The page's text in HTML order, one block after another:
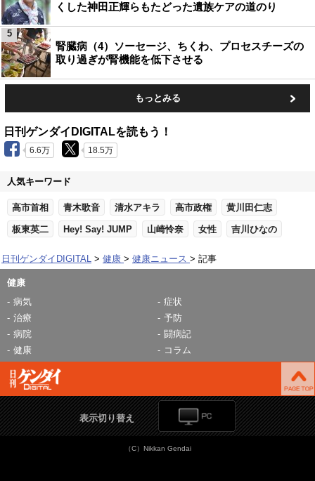
くした神田正輝らもたどった遺族ケアの道のり
腎臓病（4）ソーセージ、ちくわ、プロセスチーズの
取り過ぎが腎機能を低下させる
5
もっとみる
日刊ゲンダイDIGITALを読もう！
6.6万 18.5万
人気キーワード
高市首相 青木歌音 清水アキラ 高市政権 黄川田仁志
板東英二 Hey! Say! JUMP 山崎怜奈 女性 吉川ひなの
日刊ゲンダイDIGITAL 健康 健康ニュース 記事
健康
病気
症状
治療
予防
病院
闘病記
健康
コラム
表示切り替え
（C）Nikkan Gendai